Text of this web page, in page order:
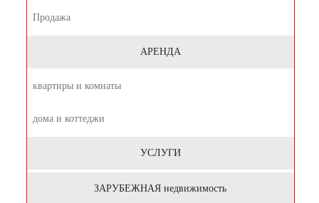
Продажа
АРЕНДА
квартиры и комнаты
дома и коттеджи
УСЛУГИ
ЗАРУБЕЖНАЯ недвижимость